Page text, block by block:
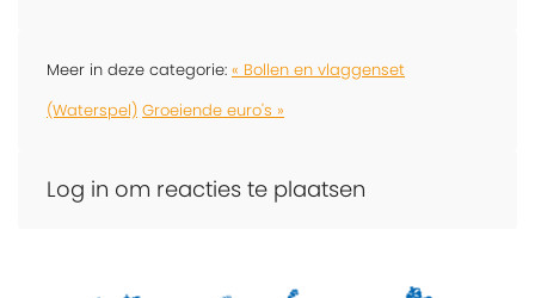
Meer in deze categorie: « Bollen en vlaggenset
(Waterspel) Groeiende euro's »
Log in om reacties te plaatsen